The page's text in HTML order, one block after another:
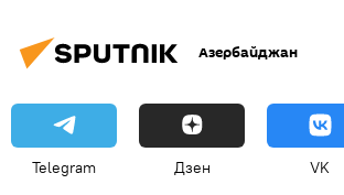
Азербайджан
Telegram Дзен VK